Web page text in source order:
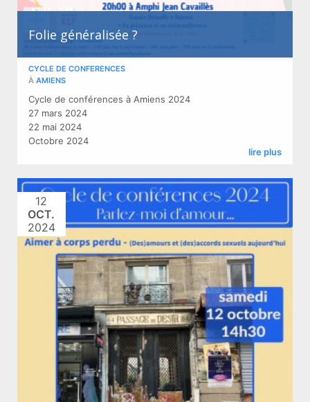
Folie généralisée ?
CYCLE DE CONFERENCES
À AMIENS
Cycle de conférences à Amiens 2024
27 mars 2024
22 mai 2024
Octobre 2024
lire plus
12
OCT.
2024